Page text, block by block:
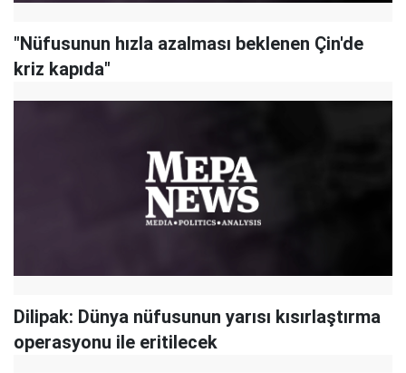
"Nüfusunun hızla azalması beklenen Çin'de
kriz kapıda"
Dilipak: Dünya nüfusunun yarısı kısırlaştırma
operasyonu ile eritilecek